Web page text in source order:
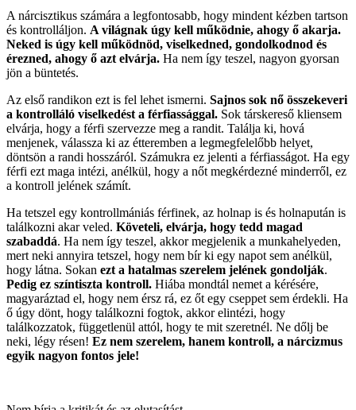
A nárcisztikus számára a legfontosabb, hogy mindent kézben tartson
és kontrolláljon. A világnak úgy kell működnie, ahogy ő akarja.
Neked is úgy kell működnöd, viselkedned, gondolkodnod és
érezned, ahogy ő azt elvárja. Ha nem így teszel, nagyon gyorsan
jön a büntetés.
Az első randikon ezt is fel lehet ismerni. Sajnos sok nő összekeveri
a kontrolláló viselkedést a férfiassággal. Sok társkereső kliensem
elvárja, hogy a férfi szervezze meg a randit. Találja ki, hová
menjenek, válassza ki az étteremben a legmegfelelőbb helyet,
döntsön a randi hosszáról. Számukra ez jelenti a férfiasságot. Ha egy
férfi ezt maga intézi, anélkül, hogy a nőt megkérdezné minderről, ez
a kontroll jelének számít.
Ha tetszel egy kontrollmániás férfinek, az holnap is és holnapután is
találkozni akar veled. Követeli, elvárja, hogy tedd magad
szabaddá. Ha nem így teszel, akkor megjelenik a munkahelyeden,
mert neki annyira tetszel, hogy nem bír ki egy napot sem anélkül,
hogy látna. Sokan ezt a hatalmas szerelem jelének gondolják.
Pedig ez színtiszta kontroll. Hiába mondtál nemet a kérésére,
magyaráztad el, hogy nem érsz rá, ez őt egy cseppet sem érdekli. Ha
ő úgy dönt, hogy találkozni fogtok, akkor elintézi, hogy
találkozzatok, függetlenül attól, hogy te mit szeretnél. Ne dőlj be
neki, légy résen! Ez nem szerelem, hanem kontroll, a nárcizmus
egyik nagyon fontos jele!